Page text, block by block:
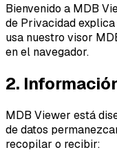
Bienvenido a MDB
de Privacidad
usa nuestro visor
en el navegador.
2.
MDB Viewer está
de datos
recopilar o recibir: